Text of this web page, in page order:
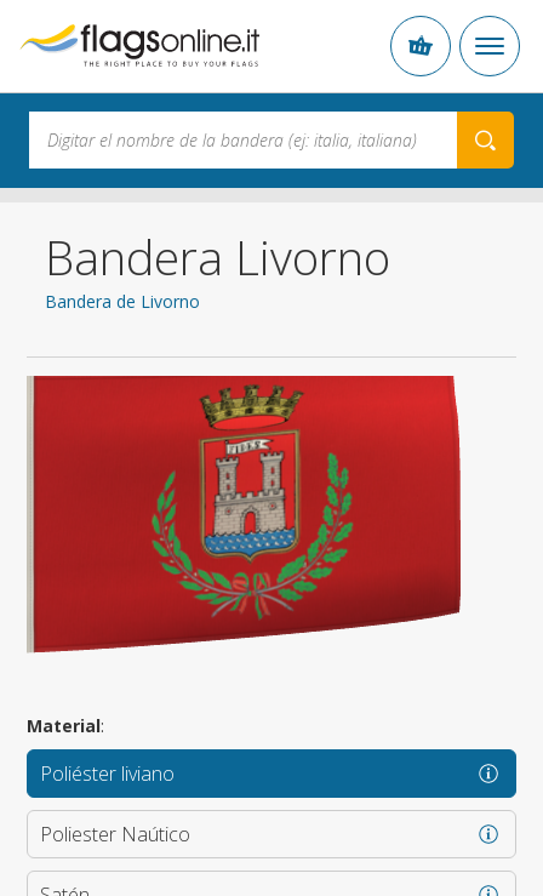
Bandera Livorno
Bandera de Livorno
Material:
Poliéster liviano
Poliester Naútico